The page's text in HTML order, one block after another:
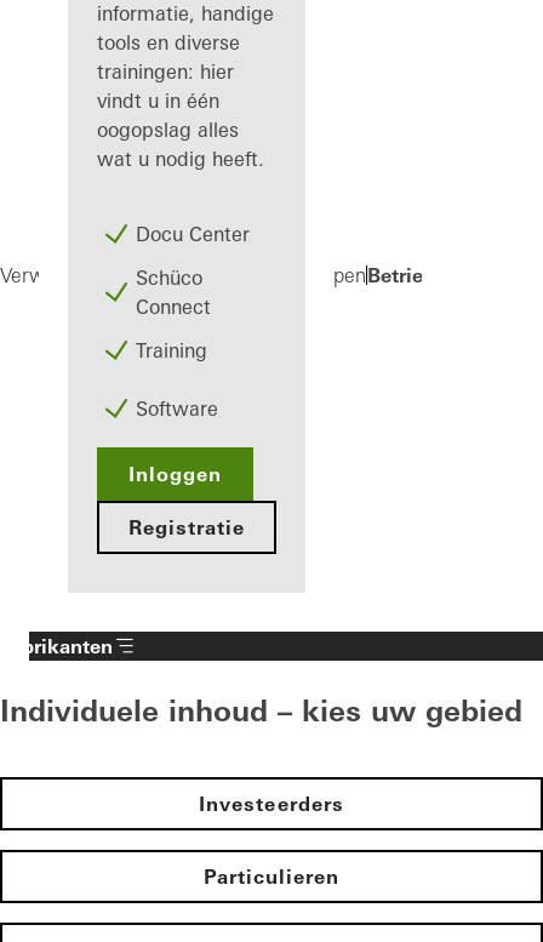
informatie, handige
tools en diverse
trainingen: hier
vindt u in één
oogopslag alles
wat u nodig heeft.
Docu Center
Schüco
Connect
Training
Software
Inloggen
Registratie
Verwerkers Machines en gereedschappen
Fabrikanten
Individuele inhoud – kies uw gebied
Investeerders
Particulieren